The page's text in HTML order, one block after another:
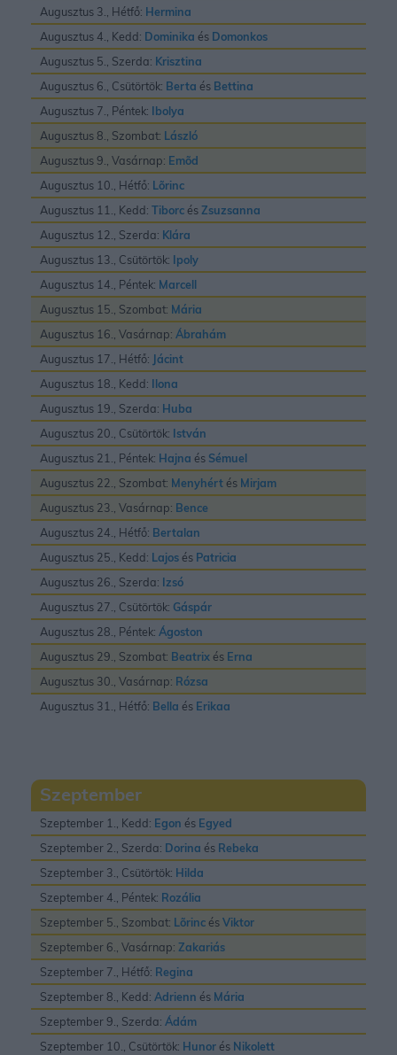
Augusztus 3., Hétfő: Hermina
Augusztus 4., Kedd: Dominika és Domonkos
Augusztus 5., Szerda: Krisztina
Augusztus 6., Csütörtök: Berta és Bettina
Augusztus 7., Péntek: Ibolya
Augusztus 8., Szombat: László
Augusztus 9., Vasárnap: Emõd
Augusztus 10., Hétfő: Lõrinc
Augusztus 11., Kedd: Tiborc ésZsuzsanna
Augusztus 12., Szerda: Klára
Augusztus 13., Csütörtök: Ipoly
Augusztus 14., Péntek: Marcell
Augusztus 15., Szombat: Mária
Augusztus 16., Vasárnap: Ábrahám
Augusztus 17., Hétfő: Jácint
Augusztus 18., Kedd: Ilona
Augusztus 19., Szerda: Huba
Augusztus 20., Csütörtök: István
Augusztus 21., Péntek: Hajna és Sémuel
Augusztus 22., Szombat: Menyhért és Mirjam
Augusztus 23., Vasárnap: Bence
Augusztus 24., Hétfő: Bertalan
Augusztus 25., Kedd: Lajos és Patricia
Augusztus 26., Szerda: Izsó
Augusztus 27., Csütörtök: Gáspár
Augusztus 28., Péntek: Ágoston
Augusztus 29., Szombat: Beatrix és Erna
Augusztus 30., Vasárnap: Rózsa
Augusztus 31., Hétfő: Bella és Erikaa
Szeptember
Szeptember 1., Kedd: Egon és Egyed
Szeptember 2., Szerda: Dorina és Rebeka
Szeptember 3., Csütörtök: Hilda
Szeptember 4., Péntek: Rozália
Szeptember 5., Szombat: Lõrinc ésViktor
Szeptember 6., Vasárnap: Zakariás
Szeptember 7., Hétfő: Regina
Szeptember 8., Kedd: Adrienn és Mária
Szeptember 9., Szerda: Ádám
Szeptember 10., Csütörtök: Hunor és Nikolett